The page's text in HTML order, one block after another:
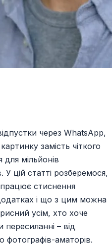
через WhatsApp,
замість чіткого
мільйонів
У цій статті розберемося,
працює стиснення
і що з цим можна
усім, хто хоче
пересиланні – від
фотографів-аматорів.